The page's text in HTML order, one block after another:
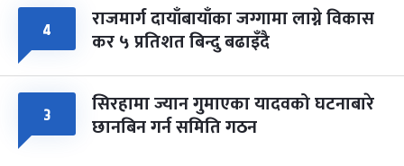
४ राजमार्ग दायाँबायाँका जग्गामा लाग्ने विकास
कर ५ प्रतिशत बिन्दु बढाइँदै
३ सिरहामा ज्यान गुमाएका यादवको घटनाबारे
छानबिन गर्न समिति गठन